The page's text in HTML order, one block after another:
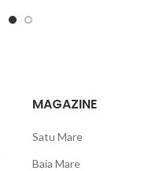
MAGAZINE
Satu Mare
Baia Mare